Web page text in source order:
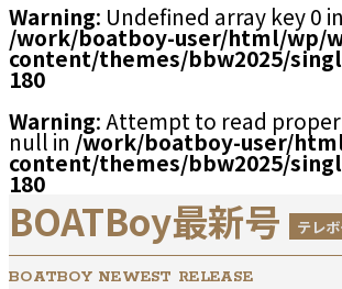
Warning: Undefined array key 0 in
/work/boatboy-user/html/wp/
content/themes/bbw2025/
180
Warning: Attempt to read
null in /work/boatboy-user/
content/themes/bbw2025/
180
BOATBoy最新号 テレ
BOATBOY NEWEST RELEASE